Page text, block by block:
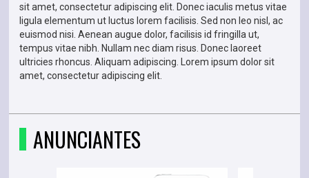
sit amet, consectetur adipiscing elit. Donec iaculis metus vitae
ligula elementum ut luctus lorem facilisis. Sed non leo nisl, ac
euismod nisi. Aenean augue dolor, facilisis id fringilla ut,
tempus vitae nibh. Nullam nec diam risus. Donec laoreet
ultricies rhoncus. Aliquam adipiscing. Lorem ipsum dolor sit
amet, consectetur adipiscing elit.
ANUNCIANTES